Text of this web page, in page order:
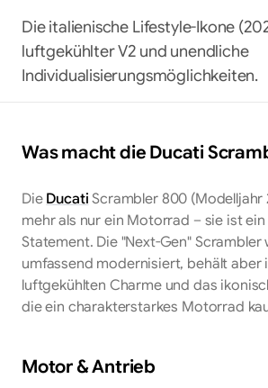
Die italienische Lifestyle-Ikone
luftgekühlter V2 und unendliche
Individualisierungsmöglichkeiten.
Was macht dieDucati
DieDucatiScrambler 800 (Modelljahr
mehr als nur ein Motorrad – sie ist
Statement. Die "Next-Gen"
umfassend modernisiert, behält aber
luftgekühlten Charme und das
die ein charakterstarkes Motorrad
Motor & Antrieb